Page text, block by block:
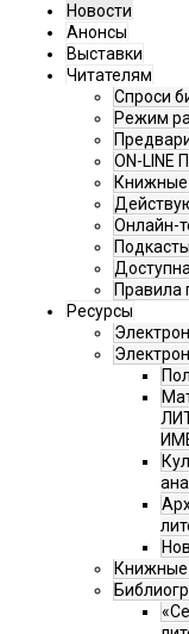
Новости
Анонсы
Выставки
Читателям
Спроси
Режим
ON-
Книжные
Онлайн-
Подкасты
Правила
Ресурсы
Книжные